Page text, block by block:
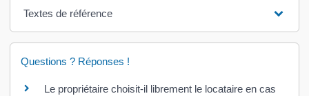
Textes de référence
Questions ? Réponses !
Le propriétaire choisit-il librement le locataire en cas